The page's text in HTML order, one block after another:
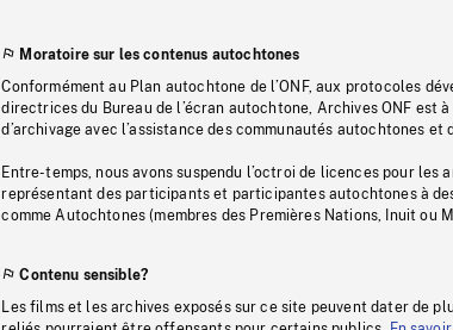
Moratoire sur les contenus autochtones
Conformément au Plan autochtone de l’ONF, aux protocoles
directrices du Bureau de l’écran autochtone, Archives ONF est
d’archivage avec l’assistance des communautés autochtones et
Entre-temps, nous avons suspendu l’octroi de licences pour
représentant des participants et participantes autochtones à
comme Autochtones (membres des Premières Nations, Inuit ou
Contenu sensible?
Les films et les archives exposés sur ce site peuvent dater de